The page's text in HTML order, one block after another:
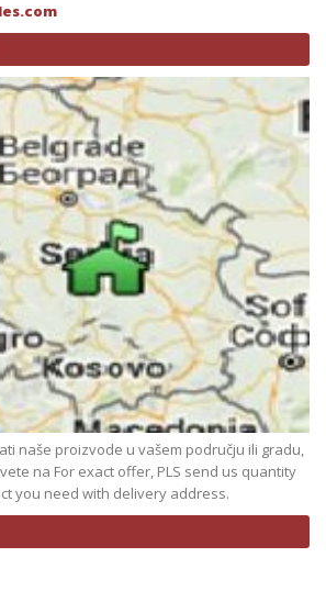
naše proizvode u vašem području ili gradu,
na For exact offer, PLS send us quantity
you need with delivery address.